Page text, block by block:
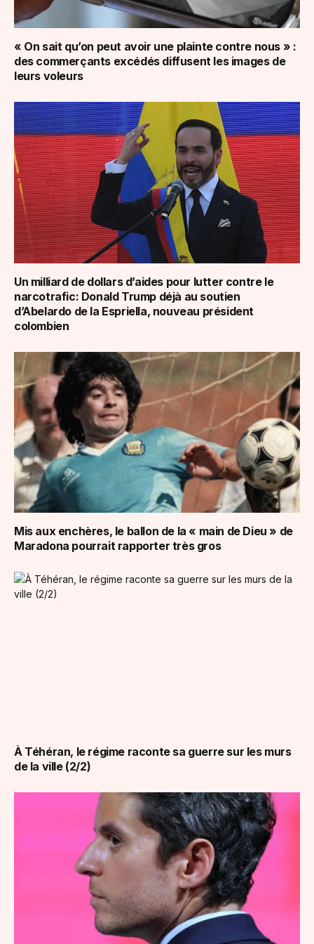
« On sait qu’on peut avoir une plainte contre nous » :
des commerçants excédés diffusent les images de
leurs voleurs
Un milliard de dollars d’aides pour lutter contre le
narcotrafic: Donald Trump déjà au soutien
d’Abelardo de la Espriella, nouveau président
colombien
Mis aux enchères, le ballon de la « main de Dieu » de
Maradona pourrait rapporter très gros
À Téhéran, le régime raconte sa guerre sur les murs
de la ville (2/2)